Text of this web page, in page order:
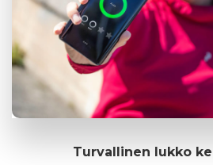
Turvallinen lukko